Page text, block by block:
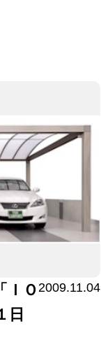
ＩＯ
日
2009.11.04